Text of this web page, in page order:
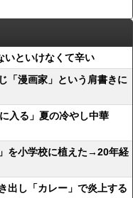
いといけなくて辛い
「漫画家」という肩書きに
入る」夏の冷やし中華
を小学校に植えた→20年経
出し「カレー」で炎上する